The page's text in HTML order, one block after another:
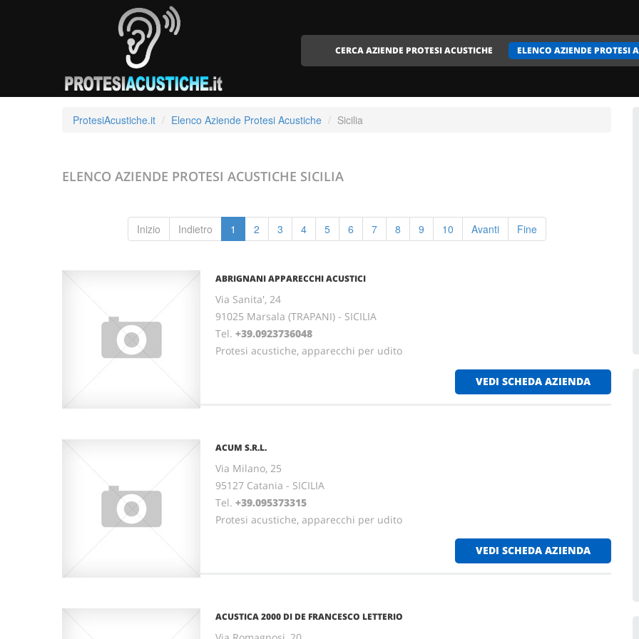
CERCA AZIENDE PROTESI ACUSTICHE ELENCO AZIENDE PROTESI
ProtesiAcustiche.it Elenco Aziende Protesi Acustiche Sicilia
ELENCO AZIENDE PROTESI ACUSTICHE SICILIA
Inizio Indietro 1 2 3 4 5 6 7 8 9 10 Avanti Fine
ABRIGNANI APPARECCHI ACUSTICI
Via Sanita', 24
91025 Marsala (TRAPANI) - SICILIA
Tel. +39.0923736048
Protesi acustiche, apparecchi per udito
VEDI SCHEDA AZIENDA
ACUM S.R.L.
Via Milano, 25
95127 Catania - SICILIA
Tel. +39.095373315
Protesi acustiche, apparecchi per udito
VEDI SCHEDA AZIENDA
ACUSTICA 2000 DI DE FRANCESCO LETTERIO